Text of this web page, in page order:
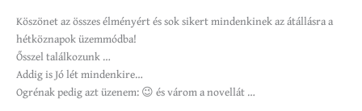
Köszönet az összes élményért és sok sikert mindenkinek az átállásra a
hétköznapok üzemmódba!
Ősszel találkozunk …
Addig is Jó lét mindenkire…
Ogrénak pedig azt üzenem: 😉 és várom a novellát …